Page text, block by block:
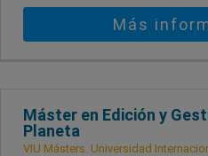
Más
Máster en Edición y
Planeta
VIU Másters. Universidad